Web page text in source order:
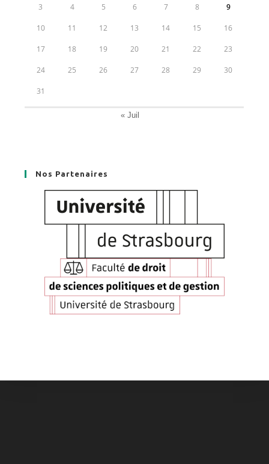
3 4 5 6 7 8 9
10 11 12 13 14 15 16
17 18 19 20 21 22 23
24 25 26 27 28 29 30
31
« Juil
Nos Partenaires